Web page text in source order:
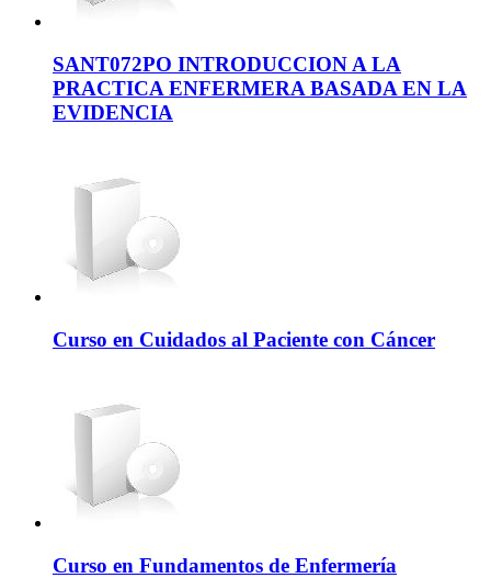
SANT072PO INTRODUCCION A LA
PRACTICA ENFERMERA BASADA EN LA
EVIDENCIA
Curso en Cuidados al Paciente con Cáncer
Curso en Fundamentos de Enfermería